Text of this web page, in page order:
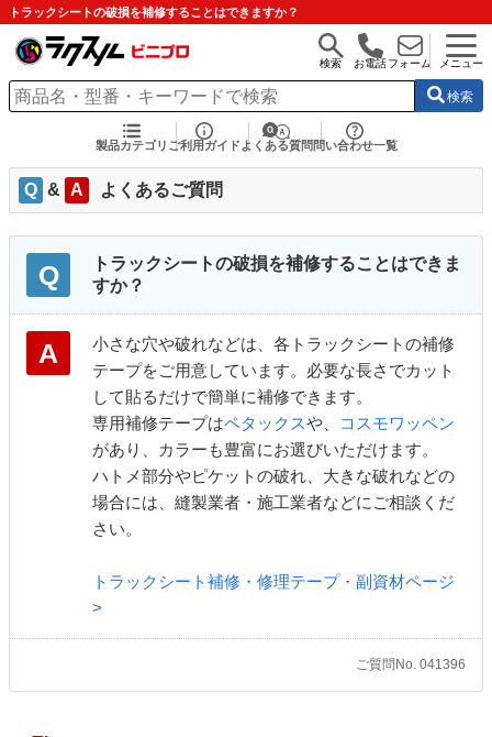
トラックシートの破損を補修することはできますか？
検索 お電話フォーム メニュー
検索
製品カテゴリ ご利用ガイド よくある質問 問い合わせ一覧
Q & A よくあるご質問
Q
トラックシートの破損を補修することはできま
すか？
A
小さな穴や破れなどは、各トラックシートの補修
テープをご用意しています。必要な長さでカット
して貼るだけで簡単に補修できます。
専用補修テープはペタックスや、
コスモワッペン
があり、カラーも豊富にお選びいただけます。
ハトメ部分やピケットの破れ、大きな破れなどの
場合には、縫製業者・施工業者などにご相談くだ
さい。
トラックシート補修・修理テープ・副資材ページ
>
ご質問No. 041396